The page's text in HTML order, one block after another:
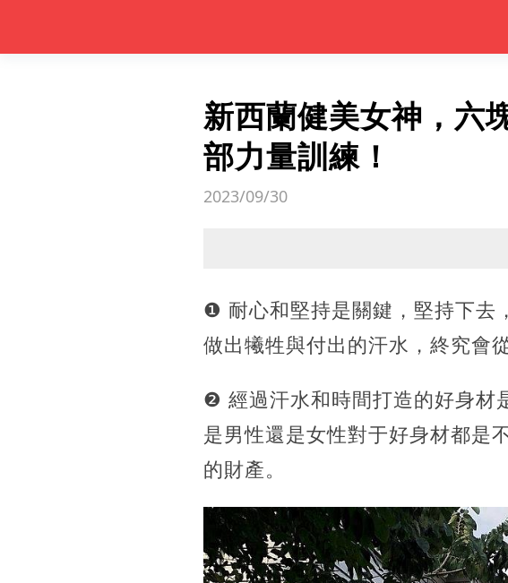
新西蘭健美女神，六
部力量訓練！
2023/09/30
❶ 耐心和堅持是關鍵，堅持下去
做出犧牲與付出的汗水，終究會
❷ 經過汗水和時間打造的好身材
是男性還是女性對于好身材都是
的財產。